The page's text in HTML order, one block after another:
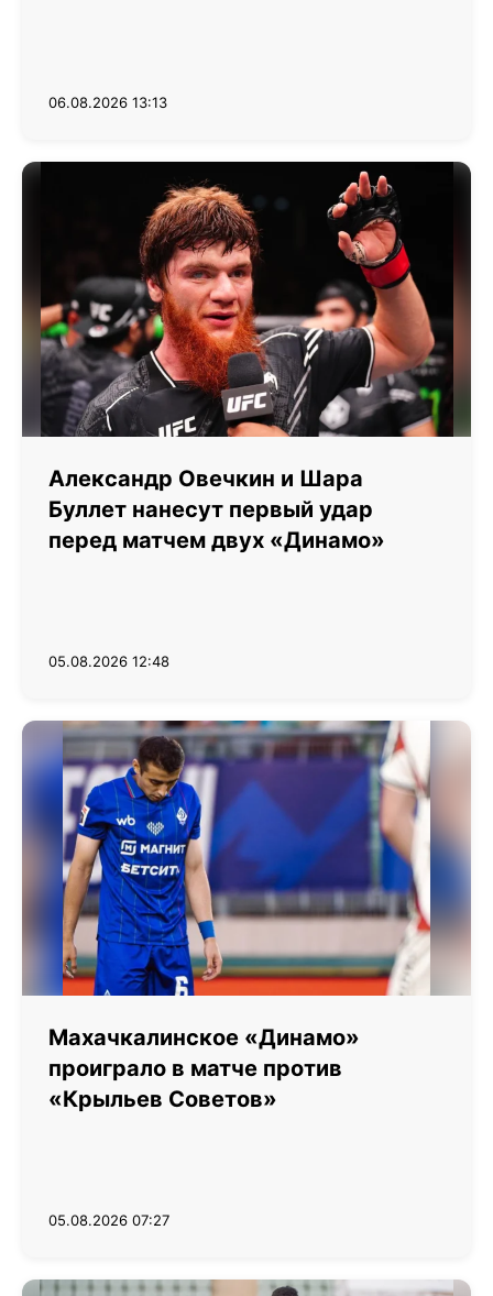
06.08.2026 13:13
Александр Овечкин и Шара
Буллет нанесут первый удар
перед матчем двух «Динамо»
05.08.2026 12:48
Махачкалинское «Динамо»
проиграло в матче против
«Крыльев Советов»
05.08.2026 07:27